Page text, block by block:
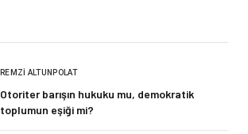
REMZI ALTUNPOLAT
Otoriter barışın hukuku mu, demokratik
toplumun eşiği mi?